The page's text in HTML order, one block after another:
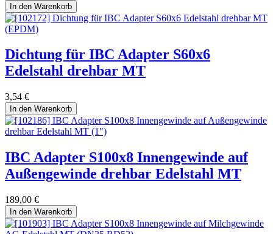
In den Warenkorb
Dichtung für IBC Adapter S60x6
Edelstahl drehbar MT
3,54 €
In den Warenkorb
IBC Adapter S100x8 Innengewinde auf
Außengewinde drehbar Edelstahl MT
189,00 €
In den Warenkorb